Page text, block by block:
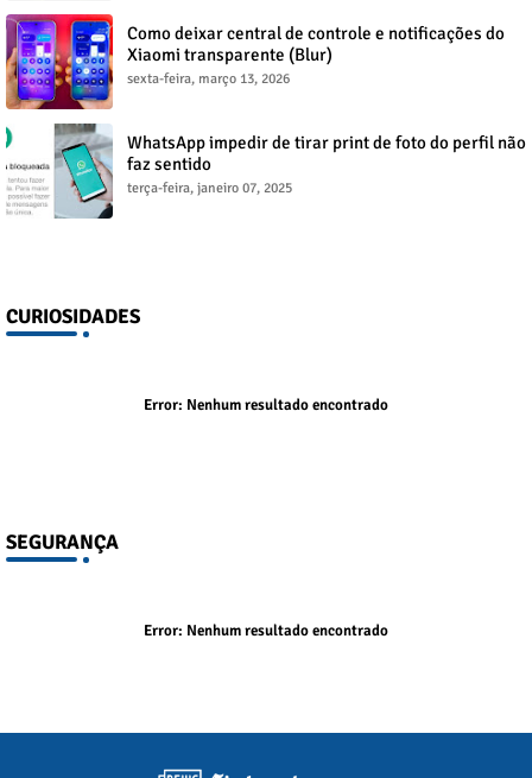
Como deixar central de controle e notificações do
Xiaomi transparente (Blur)
sexta-feira, março 13, 2026
WhatsApp impedir de tirar print de foto do perfil não
faz sentido
terça-feira, janeiro 07, 2025
CURIOSIDADES
Error: Nenhum resultado encontrado
SEGURANÇA
Error: Nenhum resultado encontrado